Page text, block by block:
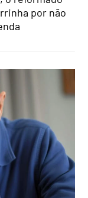
por não